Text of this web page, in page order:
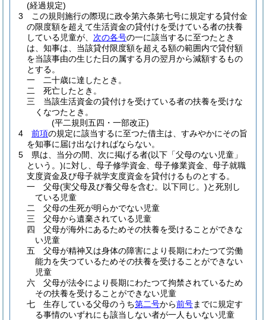
(経過規定)
3
この規則施行の際現に政令第六条第七号に規定する貸付金
の限度額を超えて生活資金の貸付けを受けている者の扶養
している児童が、 次の各号の一に該当するに至つたとき
は、知事は、当該貸付限度額を超える額の範囲内で貸付額
を当該事由の生じた日の属する月の翌月から減額するもの
とする。
一
二十歳に達したとき。
二
死亡したとき。
三
当該生活資金の貸付けを受けている者の扶養を受けな
くなつたとき。
(平二規則五四・一部改正)
4
前項の規定に該当するに至つた借主は、すみやかにその旨
を知事に届け出なければならない。
5
県は、当分の間、次に掲げる者(以下「父母のない児童」
という。)に対し、母子修学資金、母子修業資金、母子就職
支度資金及び母子就学支度資金を貸付けるものとする。
一
父母(実父母及び養父母を含む。以下同じ。)と死別し
ている児童
二
父母の生死が明らかでない児童
三
父母から遺棄されている児童
四
父母が海外にあるためその扶養を受けることができな
い児童
五
父母が精神又は身体の障害により長期にわたつて労働
能力を失つているためその扶養を受けることができない
児童
六
父母が法令により長期にわたつて拘禁されているため
その扶養を受けることができない児童
七
生存している父母のうち第二号から前号までに規定す
る事情のいずれにも該当しない者が一人もいない児童